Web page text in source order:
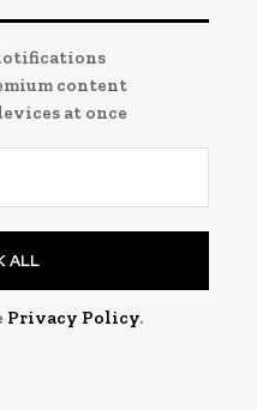
content
at once
ALL
Privacy Policy.